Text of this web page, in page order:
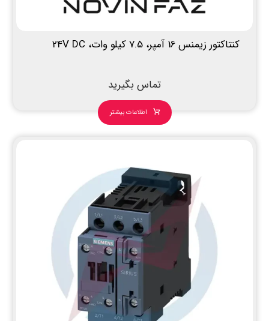
کنتاکتور زیمنس 16 آمپر، 7.5 کیلو وات، 24V DC
تماس بگیرید
اطلاعات بیشتر